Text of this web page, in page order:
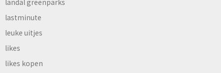
landal greenparks
lastminute
leuke uitjes
likes
likes kopen